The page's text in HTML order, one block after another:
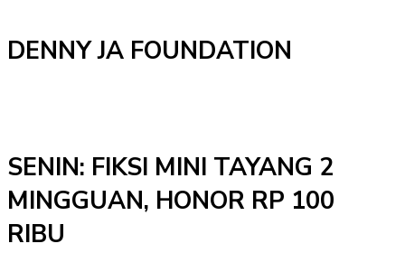
DENNY JA FOUNDATION
SENIN: FIKSI MINI TAYANG 2
MINGGUAN, HONOR RP 100
RIBU